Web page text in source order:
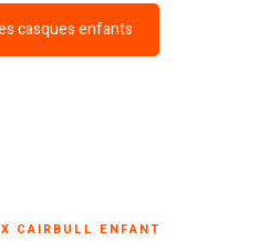
casques enfants
CAIRBULL ENFANT